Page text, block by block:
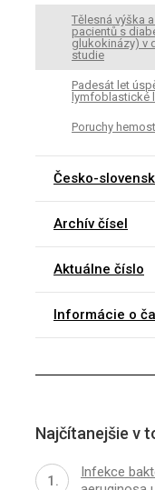
Tělesná výška
pacientů s
glukokinázy) v
studie
Padesát let
lymfoblastické
Poruchy
Česko-
Archív čísel
Aktuálne číslo
Informácie o
Najčítanejšie v
Infekce